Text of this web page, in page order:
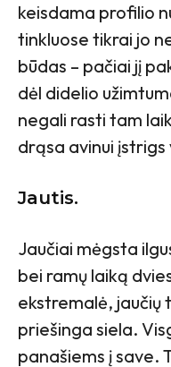
keisdama profilio
tinkluose tikrai jo
būdas – pačiai jį
dėl didelio
negali rasti tam
drąsa avinui įstrigs
Jautis.
Jaučiai mėgsta
bei ramų laiką
ekstremalė, jaučių
priešinga siela.
panašiems į save.